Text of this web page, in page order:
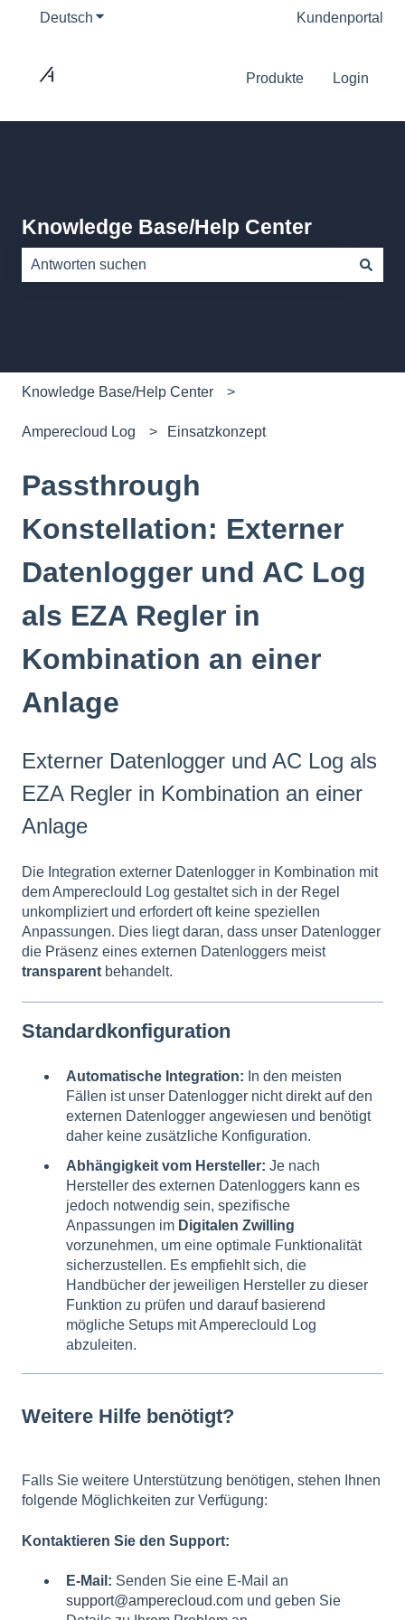
Deutsch Untermenü für Übersetzungen anzeigen
Kundenportal
Produkte Login
Knowledge Base/Help Center
Knowledge Base/Help Center
Amperecloud Log Einsatzkonzept
Passthrough
Konstellation: Externer
Datenlogger und AC Log
als EZA Regler in
Kombination an einer
Anlage
Externer Datenlogger und AC Log als
EZA Regler in Kombination an einer
Anlage
Die Integration externer Datenlogger in Kombination mit
dem Ampereclould Log gestaltet sich in der Regel
unkompliziert und erfordert oft keine speziellen
Anpassungen. Dies liegt daran, dass unser Datenlogger
die Präsenz eines externen Datenloggers meist
transparent behandelt.
Standardkonfiguration
Automatische Integration: In den meisten
Fällen ist unser Datenlogger nicht direkt auf den
externen Datenlogger angewiesen und benötigt
daher keine zusätzliche Konfiguration.
Abhängigkeit vom Hersteller: Je nach
Hersteller des externen Datenloggers kann es
jedoch notwendig sein, spezifische
Anpassungen im Digitalen Zwilling
vorzunehmen, um eine optimale Funktionalität
sicherzustellen. Es empfiehlt sich, die
Handbücher der jeweiligen Hersteller zu dieser
Funktion zu prüfen und darauf basierend
mögliche Setups mit Ampereclould Log
abzuleiten.
Weitere Hilfe benötigt?
Falls Sie weitere Unterstützung benötigen, stehen Ihnen
folgende Möglichkeiten zur Verfügung:
Kontaktieren Sie den Support:
E-Mail: Senden Sie eine E-Mail an
support@amperecloud.com und geben Sie